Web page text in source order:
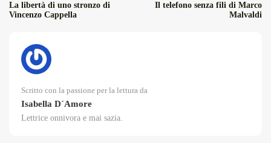
La libertà di uno stronzo di
Vincenzo Cappella
Il telefono senza fili di Marco
Malvaldi
Scritto con la passione per la lettura da
Isabella D´Amore
Lettrice onnivora e mai sazia.